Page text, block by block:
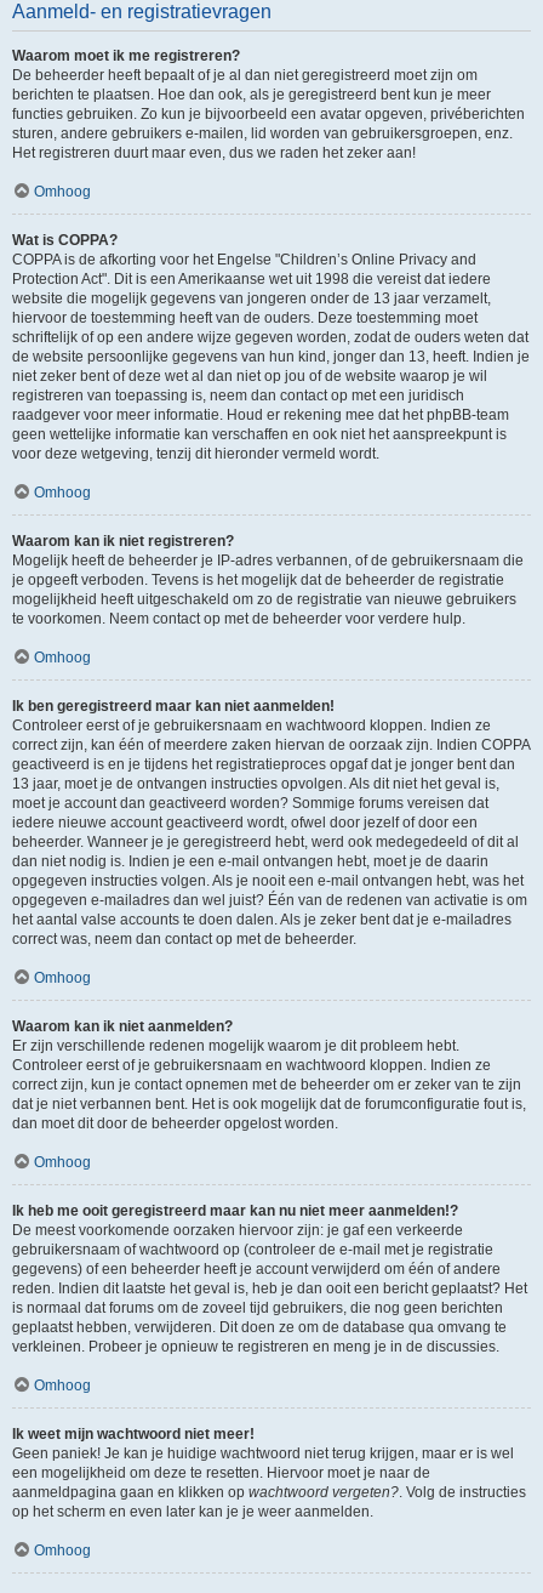
Aanmeld- en registratievragen
Waarom moet ik me registreren?
De beheerder heeft bepaalt of je al dan niet geregistreerd moet zijn om
berichten te plaatsen. Hoe dan ook, als je geregistreerd bent kun je meer
functies gebruiken. Zo kun je bijvoorbeeld een avatar opgeven, privéberichten
sturen, andere gebruikers e-mailen, lid worden van gebruikersgroepen, enz.
Het registreren duurt maar even, dus we raden het zeker aan!
Omhoog
Wat is COPPA?
COPPA is de afkorting voor het Engelse "Children’s Online Privacy and
Protection Act". Dit is een Amerikaanse wet uit 1998 die vereist dat iedere
website die mogelijk gegevens van jongeren onder de 13 jaar verzamelt,
hiervoor de toestemming heeft van de ouders. Deze toestemming moet
schriftelijk of op een andere wijze gegeven worden, zodat de ouders weten dat
de website persoonlijke gegevens van hun kind, jonger dan 13, heeft. Indien je
niet zeker bent of deze wet al dan niet op jou of de website waarop je wil
registreren van toepassing is, neem dan contact op met een juridisch
raadgever voor meer informatie. Houd er rekening mee dat het phpBB-team
geen wettelijke informatie kan verschaffen en ook niet het aanspreekpunt is
voor deze wetgeving, tenzij dit hieronder vermeld wordt.
Omhoog
Waarom kan ik niet registreren?
Mogelijk heeft de beheerder je IP-adres verbannen, of de gebruikersnaam die
je opgeeft verboden. Tevens is het mogelijk dat de beheerder de registratie
mogelijkheid heeft uitgeschakeld om zo de registratie van nieuwe gebruikers
te voorkomen. Neem contact op met de beheerder voor verdere hulp.
Omhoog
Ik ben geregistreerd maar kan niet aanmelden!
Controleer eerst of je gebruikersnaam en wachtwoord kloppen. Indien ze
correct zijn, kan één of meerdere zaken hiervan de oorzaak zijn. Indien COPPA
geactiveerd is en je tijdens het registratieproces opgaf dat je jonger bent dan
13 jaar, moet je de ontvangen instructies opvolgen. Als dit niet het geval is,
moet je account dan geactiveerd worden? Sommige forums vereisen dat
iedere nieuwe account geactiveerd wordt, ofwel door jezelf of door een
beheerder. Wanneer je je geregistreerd hebt, werd ook medegedeeld of dit al
dan niet nodig is. Indien je een e-mail ontvangen hebt, moet je de daarin
opgegeven instructies volgen. Als je nooit een e-mail ontvangen hebt, was het
opgegeven e-mailadres dan wel juist? Één van de redenen van activatie is om
het aantal valse accounts te doen dalen. Als je zeker bent dat je e-mailadres
correct was, neem dan contact op met de beheerder.
Omhoog
Waarom kan ik niet aanmelden?
Er zijn verschillende redenen mogelijk waarom je dit probleem hebt.
Controleer eerst of je gebruikersnaam en wachtwoord kloppen. Indien ze
correct zijn, kun je contact opnemen met de beheerder om er zeker van te zijn
dat je niet verbannen bent. Het is ook mogelijk dat de forumconfiguratie fout is,
dan moet dit door de beheerder opgelost worden.
Omhoog
Ik heb me ooit geregistreerd maar kan nu niet meer aanmelden!?
De meest voorkomende oorzaken hiervoor zijn: je gaf een verkeerde
gebruikersnaam of wachtwoord op (controleer de e-mail met je registratie
gegevens) of een beheerder heeft je account verwijderd om één of andere
reden. Indien dit laatste het geval is, heb je dan ooit een bericht geplaatst? Het
is normaal dat forums om de zoveel tijd gebruikers, die nog geen berichten
geplaatst hebben, verwijderen. Dit doen ze om de database qua omvang te
verkleinen. Probeer je opnieuw te registreren en meng je in de discussies.
Omhoog
Ik weet mijn wachtwoord niet meer!
Geen paniek! Je kan je huidige wachtwoord niet terug krijgen, maar er is wel
een mogelijkheid om deze te resetten. Hiervoor moet je naar de
aanmeldpagina gaan en klikken op wachtwoord vergeten?. Volg de instructies
op het scherm en even later kan je je weer aanmelden.
Omhoog